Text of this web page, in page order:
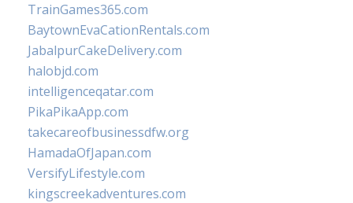
TrainGames365.com
BaytownEvaCationRentals.com
JabalpurCakeDelivery.com
halobjd.com
intelligenceqatar.com
PikaPikaApp.com
takecareofbusinessdfw.org
HamadaOfJapan.com
VersifyLifestyle.com
kingscreekadventures.com